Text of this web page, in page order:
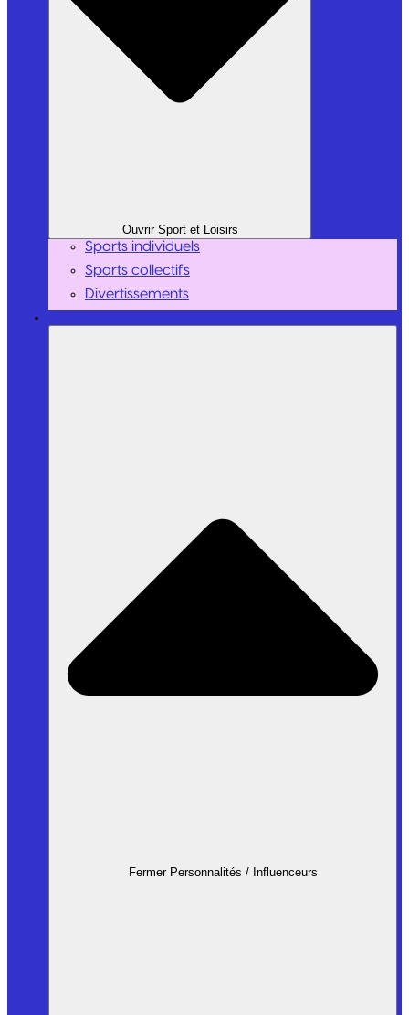
Ouvrir Sport et Loisirs
Sports individuels
Sports collectifs
Divertissements
Fermer Personnalités / Influenceurs